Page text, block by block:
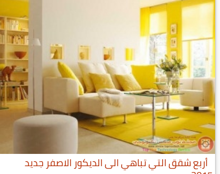
أربع شقق التي تباهي الى الديكور الاصفر جديد